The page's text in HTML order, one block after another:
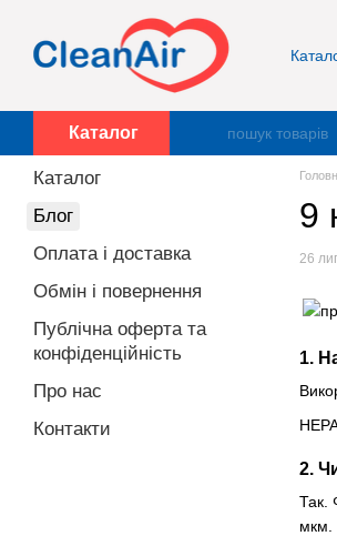
Перейти до основного контенту
Каталог
9
26
1.
2.
Так.
мкм.
Каталог
Блог
Оплата і доставка
Обмін і повернення
Публічна оферта та
конфіденційність
Про нас
Контакти